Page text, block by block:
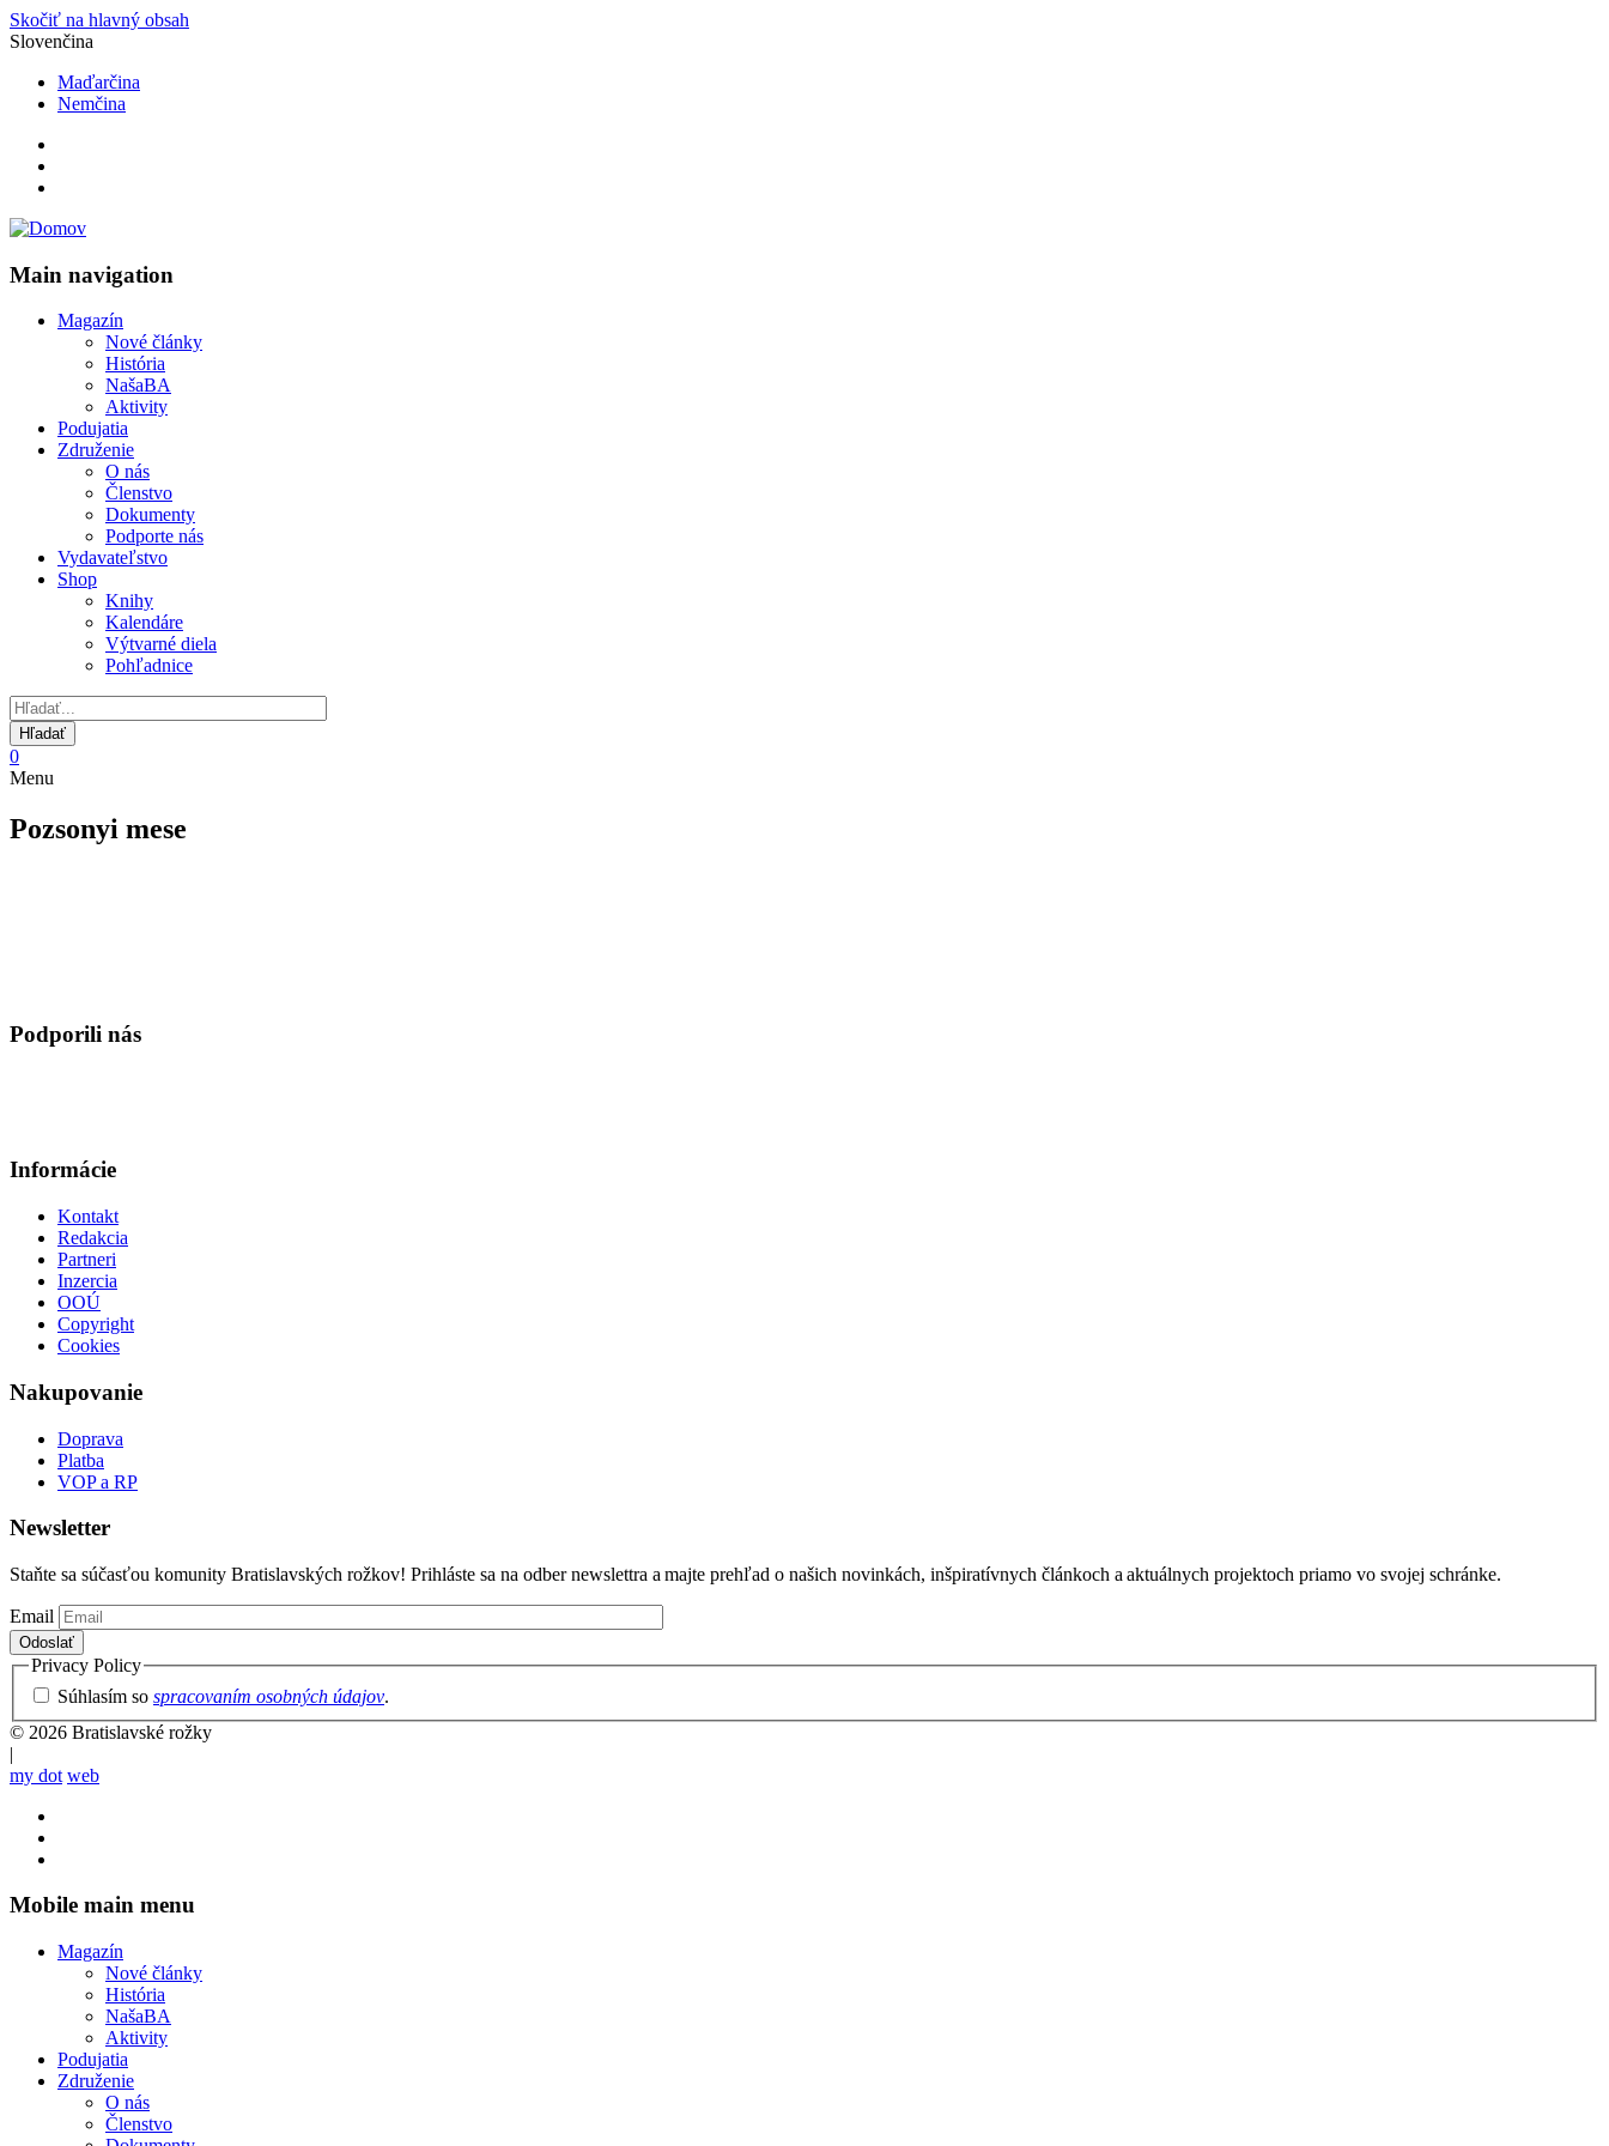
Skočiť na hlavný obsah
Slovenčina
Maďarčina
Nemčina
Main navigation
Magazín
Nové články
História
NašaBA
Aktivity
Podujatia
Združenie
O nás
Členstvo
Dokumenty
Podporte nás
Vydavateľstvo
Shop
Knihy
Kalendáre
Výtvarné diela
Pohľadnice
0
Menu
Pozsonyi mese
Podporili nás
Informácie
Kontakt
Redakcia
Partneri
Inzercia
OOÚ
Copyright
Cookies
Nakupovanie
Doprava
Platba
VOP a RP
Newsletter
Staňte sa súčasťou komunity Bratislavských rožkov! Prihláste sa na odber newslettra a majte prehľad o našich novinkách, inšpiratívnych článkoch a aktuálnych projektoch priamo vo svojej schránke.
Email
Privacy Policy
Súhlasím so spracovaním osobných údajov.
© 2026 Bratislavské rožky
|
my dot web
Mobile main menu
Magazín
Nové články
História
NašaBA
Aktivity
Podujatia
Združenie
O nás
Členstvo